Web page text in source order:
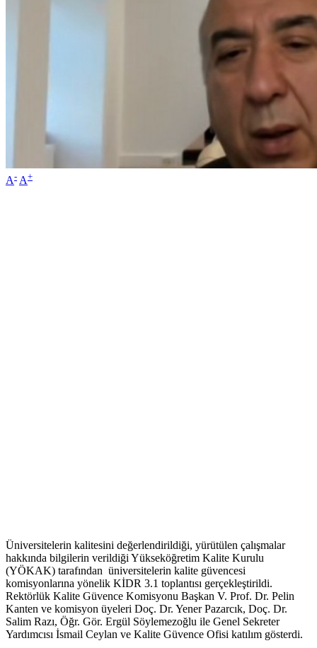
A- A+
Üniversitelerin kalitesini değerlendirildiği, yürütülen çalışmalar
hakkında bilgilerin verildiği Yükseköğretim Kalite Kurulu
(YÖKAK) tarafından üniversitelerin kalite güvencesi
komisyonlarına yönelik KİDR 3.1 toplantısı gerçekleştirildi.
Rektörlük Kalite Güvence Komisyonu Başkan V. Prof. Dr. Pelin
Kanten ve komisyon üyeleri Doç. Dr. Yener Pazarcık, Doç. Dr.
Salim Razı, Öğr. Gör. Ergül Söylemezoğlu ile Genel Sekreter
Yardımcısı İsmail Ceylan ve Kalite Güvence Ofisi katılım gösterdi.